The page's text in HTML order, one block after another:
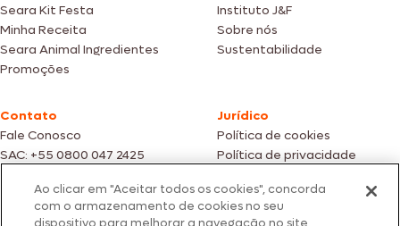
Seara Kit Festa
Minha Receita
Seara Animal Ingredientes
Promoções
Instituto J&F
Sobre nós
Sustentabilidade
Contato
Fale Conosco
SAC: +55 0800 047 2425
Jurídico
Política de cookies
Política de privacidade
Fotos meramente ilustrativas | Ofertas válidas enquanto durarem os
estoques dos nossos parceiros | Vendas sujeitas a análise e confirmação
Ao clicar em "Aceitar todos os cookies", concorda
com o armazenamento de cookies no seu
dispositivo para melhorar a navegação no site,